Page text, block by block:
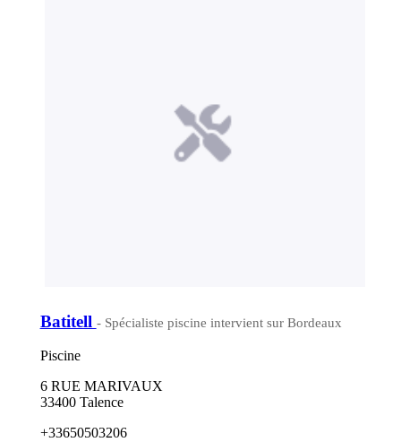
Batitell - Spécialiste piscine intervient sur Bordeaux
Piscine
6 RUE MARIVAUX
33400 Talence
+33650503206